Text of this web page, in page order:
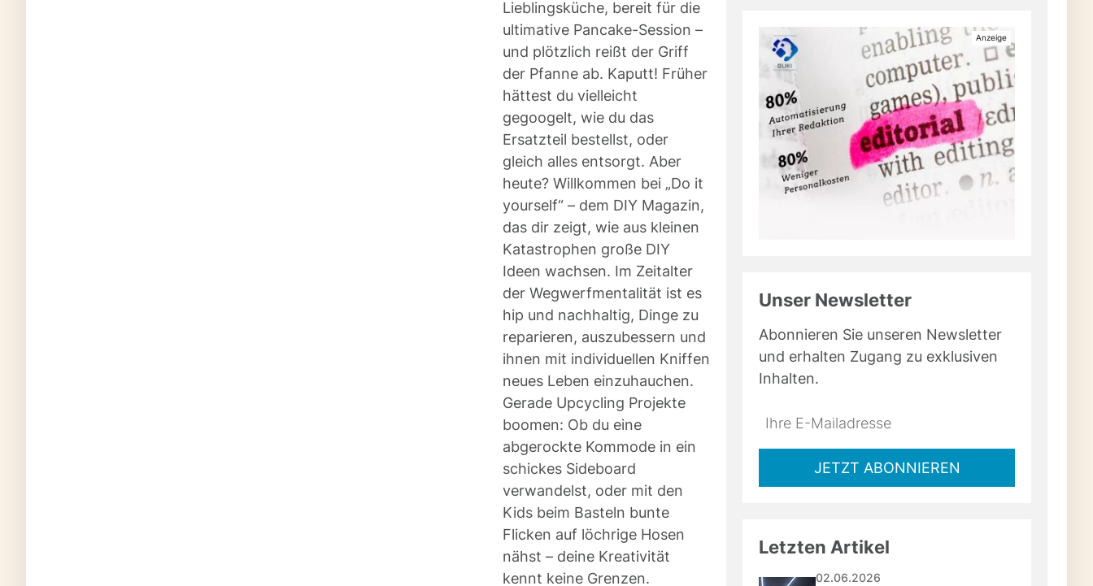
Lieblingsküche, bereit für die
ultimative Pancake-Session –
und plötzlich reißt der Griff
der Pfanne ab. Kaputt! Früher
hättest du vielleicht
gegoogelt, wie du das
Ersatzteil bestellst, oder
gleich alles entsorgt. Aber
heute? Willkommen bei „Do it
yourself“ – dem DIY Magazin,
das dir zeigt, wie aus kleinen
Katastrophen große DIY
Ideen wachsen. Im Zeitalter
der Wegwerfmentalität ist es
hip und nachhaltig, Dinge zu
reparieren, auszubessern und
ihnen mit individuellen Kniffen
neues Leben einzuhauchen.
Gerade Upcycling Projekte
boomen: Ob du eine
abgerockte Kommode in ein
schickes Sideboard
verwandelst, oder mit den
Kids beim Basteln bunte
Flicken auf löchrige Hosen
nähst – deine Kreativität
kennt keine Grenzen.
Unser Newsletter
Abonnieren Sie unseren Newsletter
und erhalten Zugang zu exklusiven
Inhalten.
Do
*Ihre
Mailadresse:JETZT ABONNIEREN
Letzten Artikel
02.06.2026